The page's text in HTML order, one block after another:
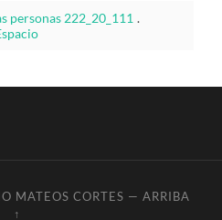
personas 222_20_111 .
MATEOS CORTES —ARRIBA
↑